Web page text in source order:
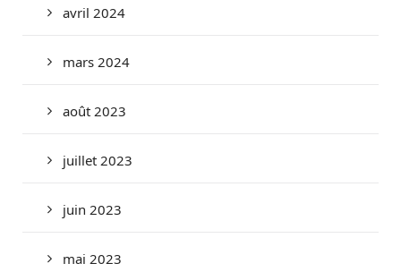
avril 2024
mars 2024
août 2023
juillet 2023
juin 2023
mai 2023